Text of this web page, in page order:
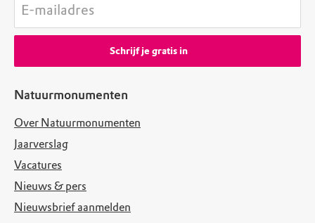
Natuurmonumenten
Over Natuurmonumenten
Jaarverslag
Vacatures
Nieuws & pers
Nieuwsbrief aanmelden
E-mailadres
Schrijf je gratis in